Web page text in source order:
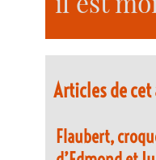
Articles de
Flaubert,